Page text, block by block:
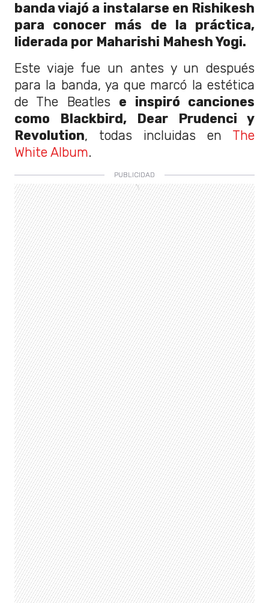
banda viajó a instalarse en Rishikesh
para conocer más de la práctica,
liderada por Maharishi Mahesh Yogi.
Este viaje fue un antes y un después
para la banda, ya que marcó la estética
de The Beatles e inspiró canciones
como Blackbird, Dear Prudenci y
Revolution, todas incluidas en The
White Album.